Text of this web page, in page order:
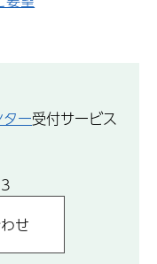
ー受付サービス